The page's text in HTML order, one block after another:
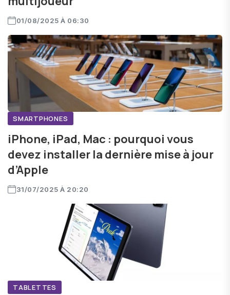
01/08/2025 À 06:30
SMARTPHONES
iPhone, iPad, Mac : pourquoi vous
devez installer la dernière mise à jour
d’Apple
31/07/2025 À 20:20
TABLETTES